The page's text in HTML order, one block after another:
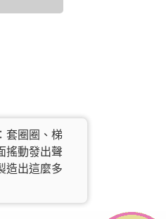
套圈圈、梯
搖動發出聲
造出這麼多